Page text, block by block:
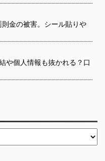
金の被害。シール貼りや
や個人情報も抜かれる？口